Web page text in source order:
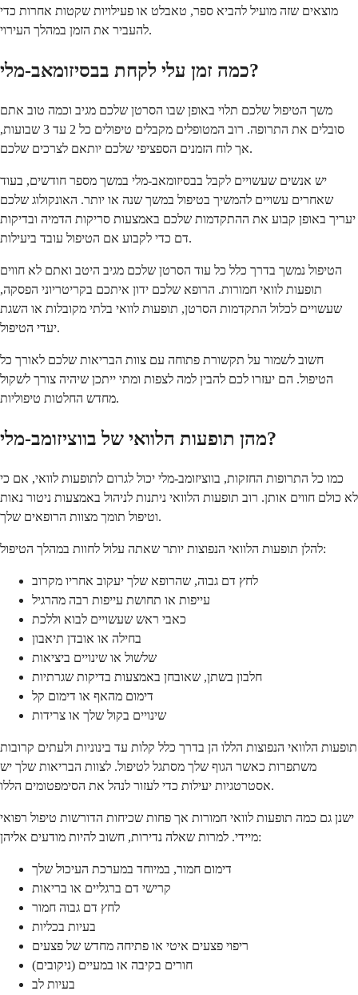
מוצאים שזה מועיל להביא ספר, טאבלט או פעילויות שקטות אחרות כדי
להעביר את הזמן במהלך העירוי.
כמה זמן עלי לקחת בבסיזומאב-מלי?
משך הטיפול שלכם תלוי באופן שבו הסרטן שלכם מגיב וכמה טוב אתם
סובלים את התרופה. רוב המטופלים מקבלים טיפולים כל 2 עד 3 שבועות,
אך לוח הזמנים הספציפי שלכם יותאם לצרכים שלכם.
יש אנשים שעשויים לקבל בבסיזומאב-מלי במשך מספר חודשים, בעוד
שאחרים עשויים להמשיך בטיפול במשך שנה או יותר. האונקולוג שלכם
יעריך באופן קבוע את ההתקדמות שלכם באמצעות סריקות הדמיה ובדיקות
דם כדי לקבוע אם הטיפול עובד ביעילות.
הטיפול נמשך בדרך כלל כל עוד הסרטן שלכם מגיב היטב ואתם לא חווים
תופעות לוואי חמורות. הרופא שלכם ידון איתכם בקריטריוני הפסקה,
שעשויים לכלול התקדמות הסרטן, תופעות לוואי בלתי מקובלות או השגת
יעדי הטיפול.
חשוב לשמור על תקשורת פתוחה עם צוות הבריאות שלכם לאורך כל
הטיפול. הם יעזרו לכם להבין למה לצפות ומתי ייתכן שיהיה צורך לשקול
מחדש החלטות טיפוליות.
מהן תופעות הלוואי של בווציזומב-מלי?
כמו כל התרופות החזקות, בווציזומב-מלי יכול לגרום לתופעות לוואי, אם כי
לא כולם חווים אותן. רוב תופעות הלוואי ניתנות לניהול באמצעות ניטור נאות
וטיפול תומך מצוות הרופאים שלך.
להלן תופעות הלוואי הנפוצות יותר שאתה עלול לחוות במהלך הטיפול:
לחץ דם גבוה, שהרופא שלך יעקוב אחריו מקרוב
עייפות או תחושת עייפות רבה מהרגיל
כאבי ראש שעשויים לבוא וללכת
בחילה או אובדן תיאבון
שלשול או שינויים ביציאות
חלבון בשתן, שאובחן באמצעות בדיקות שגרתיות
דימום מהאף או דימום קל
שינויים בקול שלך או צרידות
תופעות הלוואי הנפוצות הללו הן בדרך כלל קלות עד בינוניות ולעתים קרובות
משתפרות כאשר הגוף שלך מסתגל לטיפול. לצוות הבריאות שלך יש
אסטרטגיות יעילות כדי לעזור לנהל את הסימפטומים הללו.
ישנן גם כמה תופעות לוואי חמורות אך פחות שכיחות הדורשות טיפול רפואי
מיידי. למרות שאלה נדירות, חשוב להיות מודעים אליהן:
דימום חמור, במיוחד במערכת העיכול שלך
קרישי דם ברגליים או בריאות
לחץ דם גבוה חמור
בעיות בכליות
ריפוי פצעים איטי או פתיחה מחדש של פצעים
חורים בקיבה או במעיים (ניקובים)
בעיות לב